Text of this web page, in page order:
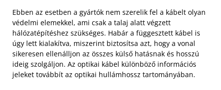
Ebben az esetben a gyártók nem szerelik fel a kábelt olyan
védelmi elemekkel, ami csak a talaj alatt végzett
hálózatépítéshez szükséges. Habár a függesztett kábel is
úgy lett kialakítva, miszerint biztosítsa azt, hogy a vonal
sikeresen ellenálljon az összes külső hatásnak és hosszú
ideig szolgáljon. Az optikai kábel különböző információs
jeleket továbbít az optikai hullámhossz tartományában.